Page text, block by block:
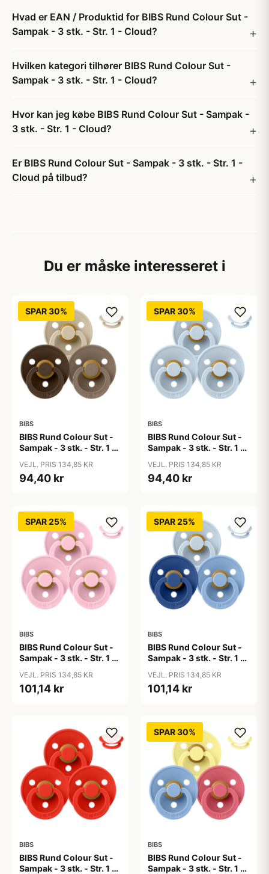
Hvad er EAN / Produktid for BIBS Rund Colour Sut -
Sampak - 3 stk. - Str. 1 - Cloud?
Hvilken kategori tilhører BIBS Rund Colour Sut -
Sampak - 3 stk. - Str. 1 - Cloud?
Hvor kan jeg købe BIBS Rund Colour Sut - Sampak -
3 stk. - Str. 1 - Cloud?
Er BIBS Rund Colour Sut - Sampak - 3 stk. - Str. 1 -
Cloud på tilbud?
Du er måske interesseret i
SPAR 30%
BIBS
BIBS Rund Colour Sut -
Sampak - 3 stk. - Str. 1 -
VEJL. PRIS 134,85 KR
94,40 kr
SPAR 30%
BIBS
BIBS Rund Colour Sut -
Sampak - 3 stk. - Str. 1 -
VEJL. PRIS 134,85 KR
94,40 kr
SPAR 25%
BIBS
BIBS Rund Colour Sut -
Sampak - 3 stk. - Str. 1 -
VEJL. PRIS 134,85 KR
101,14 kr
SPAR 25%
BIBS
BIBS Rund Colour Sut -
Sampak - 3 stk. - Str. 1 -
VEJL. PRIS 134,85 KR
101,14 kr
BIBS
BIBS Rund Colour Sut -
Sampak - 3 stk. - Str. 1 -
SPAR 30%
BIBS
BIBS Rund Colour Sut -
Sampak - 3 stk. - Str. 1 -